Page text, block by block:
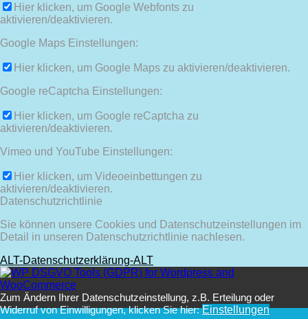
Hier klicken, um Google Webfonts zu
aktivieren/deaktivieren.
Google Maps Einstellungen:
Hier klicken, um Google Maps zu aktivieren/deaktivieren.
Google reCaptcha Einstellungen:
Hier klicken, um Google reCaptcha zu
aktivieren/deaktivieren.
Vimeo und YouTube Einstellungen:
Hier klicken, um Videoeinbettungen zu
aktivieren/deaktivieren.
Datenschutzrichtlinie
Sie können unsere Cookies und Datenschutzeinstellungen im
Detail in unseren Datenschutzrichtlinie nachlesen.
ALT-Datenschutzerklärung-ALT
Zum Ändern Ihrer Datenschutzeinstellung, z.B. Erteilung oder
Widerruf von Einwilligungen, klicken Sie hier:Einstellungen